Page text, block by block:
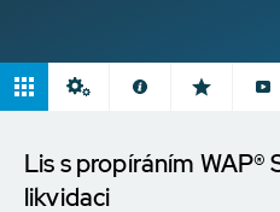
Lis s propíráním WAP®
likvidaci